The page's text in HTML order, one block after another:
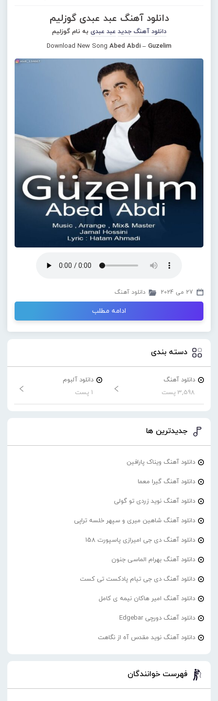
دانلود آهنگ عبد عبدی گوزلیم
دانلود آهنگ جدید عبد عبدی به نام گوزلیم
Download New Song Abed Abdi – Guzelim
27 می 2024 دانلود آهنگ
ادامه مطلب
دسته بندی
دانلود آهنگ
3,598 پست
دانلود آلبوم
1 پست
جدیدترین ها
دانلود آهنگ ویناک پارافین
دانلود آهنگ گیرا معما
دانلود آهنگ نوید زردی تو گولی
دانلود آهنگ شاهین میری و سپهر خلسه تراپی
دانلود آهنگ دی جی امیرازی پاسپورت 158
دانلود آهنگ بهرام الماسی جنون
دانلود آهنگ دی جی تیام پادکست تی کست
دانلود آهنگ امیر هاکان نیمه ی کامل
دانلود آهنگ دورچی Edgebar
دانلود آهنگ نوید مقدس آه از نگاهت
فهرست خوانندگان